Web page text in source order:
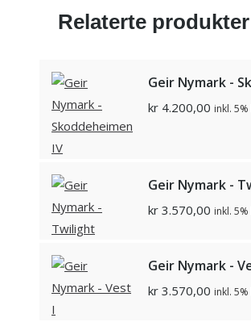
Relaterte produkter
Geir Nymark -
kr 4.200,00 inkl.
Geir Nymark -
kr 3.570,00 inkl.
Geir Nymark -
kr 3.570,00 inkl.